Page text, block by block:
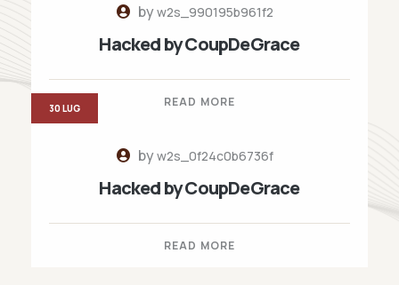
byw2s_990195b961f2
Hacked by CoupDeGrace
READ MORE
byw2s_0f24c0b6736f
Hacked by CoupDeGrace
READ MORE
30 LUG